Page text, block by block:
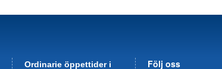
Ordinarie öppettider i Följ oss